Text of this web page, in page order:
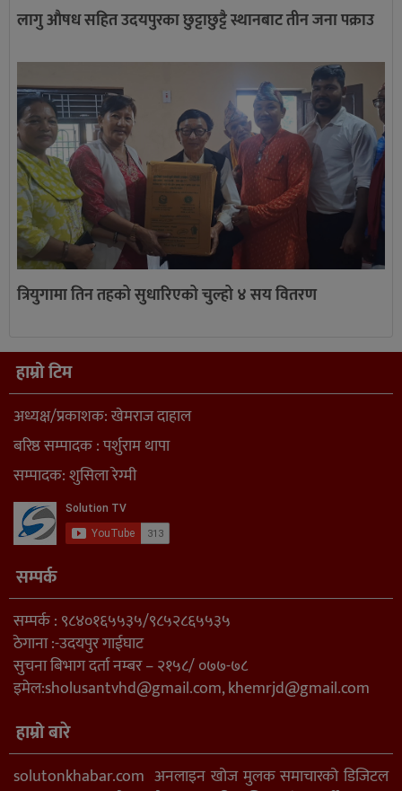
लागु औषध सहित उदयपुरका छुट्टाछुट्टै स्थानबाट तीन जना पक्राउ
त्रियुगामा तिन तहको सुधारिएको चुल्हो ४ सय वितरण
हाम्रो टिम
अध्यक्ष/प्रकाशक: खेमराज दाहाल
बरिष्ठ सम्पादक : पर्शुराम थापा
सम्पादक: शुसिला रेग्मी
सम्पर्क
सम्पर्क : ९८४०१६५५३५/९८५२८६५५३५
ठेगाना :-उदयपुर गाईघाट
सुचना बिभाग दर्ता नम्बर – २१५८/ ०७७-७८
इमेल:sholusantvhd@gmail.com,khemrjd@gmail.com
हाम्रो बारे
solutonkhabar.com अनलाइन खोज मुलक समाचारको डिजिटल